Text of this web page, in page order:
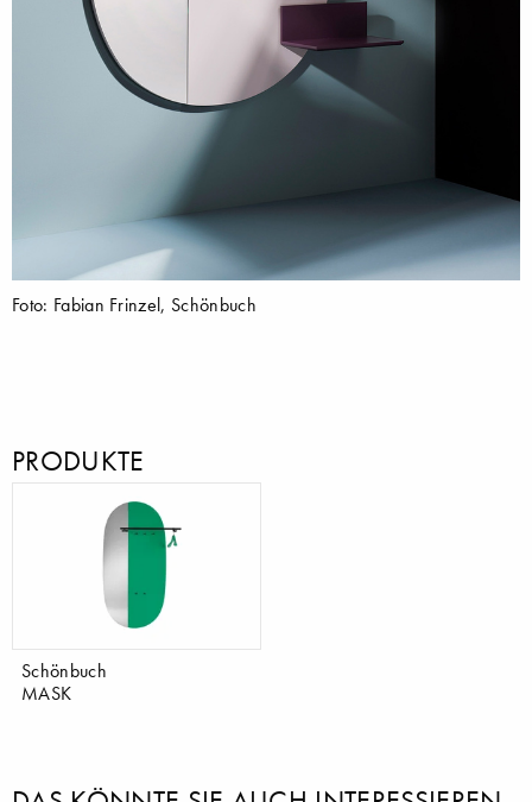
Foto: Fabian Frinzel, Schönbuch
PRODUKTE
Schönbuch
MASK